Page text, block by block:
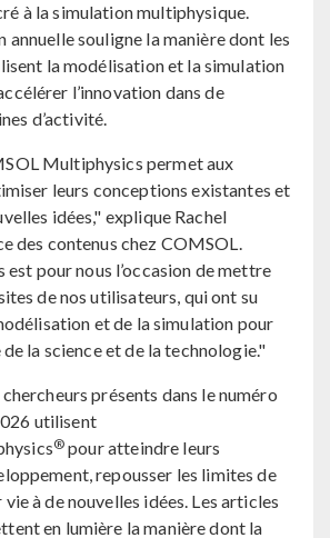
à la simulation multiphysique.
souligne la manière dont les
la modélisation et la simulation
l’innovation dans de
d’activité.
Multiphysics permet aux
leurs conceptions existantes et
idées," explique Rachel
des contenus chez COMSOL.
pour nous l’occasion de mettre
de nos utilisateurs, qui ont su
et de la simulation pour
la science et de la technologie."
présents dans le numéro
utilisent
® pour atteindre leurs
repousser les limites de
à de nouvelles idées. Les articles
en lumière la manière dont la